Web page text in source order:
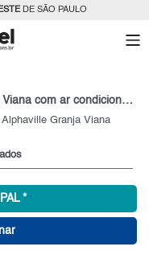
DE SÃO PAULO
Condomínio Fechado Alphaville Granja Viana com ar condicionado para Venda, Zona Oeste, SP
Granja Viana
*